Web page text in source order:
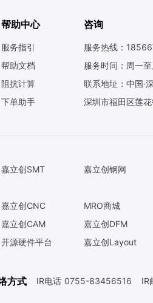
帮助中心
服务指引
帮助文档
阻抗计算
下单助手
咨询
服务热线：
服务时间：周一
联系地址：中国·
深圳市福田区莲
嘉立创SMT 嘉立创钢网
嘉立创CNC MRO商城
嘉立创CAM 嘉立创DFM
开源硬件平台 嘉立创Layout
方式 IR电话 0755-83456516 IR